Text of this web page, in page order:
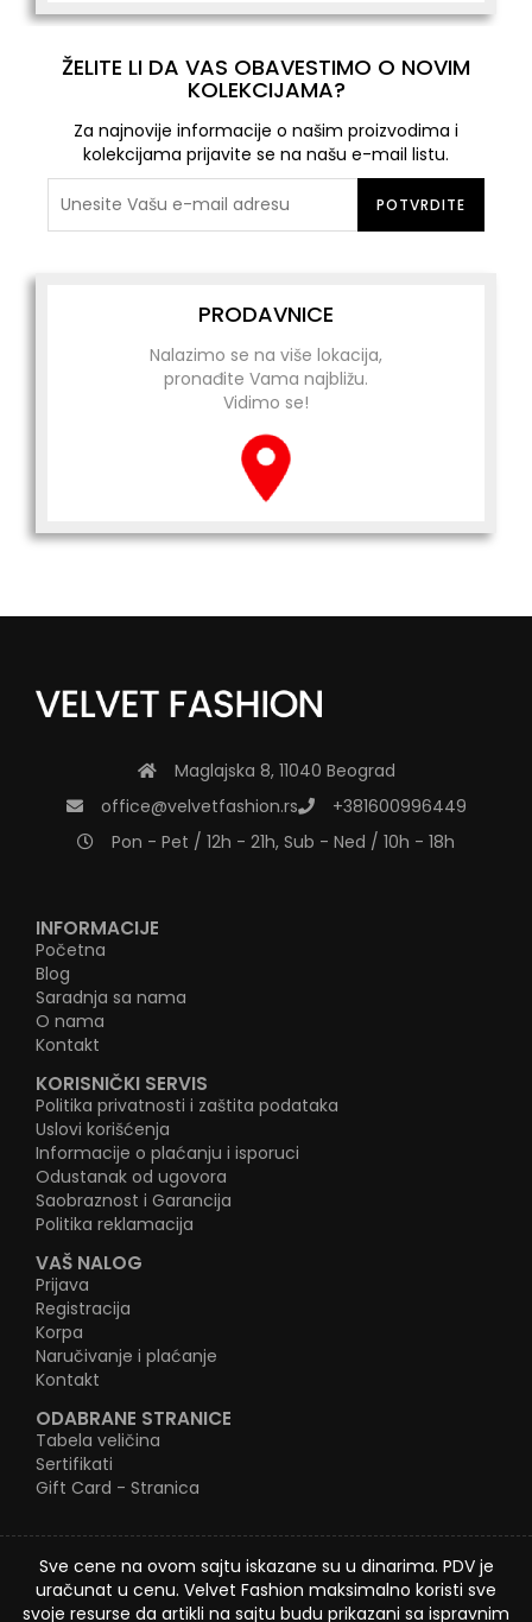
ŽELITE LI DA VAS OBAVESTIMO O NOVIM
KOLEKCIJAMA?
Za najnovije informacije o našim proizvodima i
kolekcijama prijavite se na našu e-mail listu.
POTVRDITE
PRODAVNICE
Nalazimo se na više lokacija,
pronađite Vama najbližu.
Vidimo se!
Maglajska 8, 11040 Beograd
office@velvetfashion.rs
+381600996449
Pon - Pet / 12h - 21h, Sub - Ned / 10h - 18h
INFORMACIJE
Početna
Blog
Saradnja sa nama
O nama
Kontakt
KORISNIČKI SERVIS
Politika privatnosti i zaštita podataka
Uslovi korišćenja
Informacije o plaćanju i isporuci
Odustanak od ugovora
Saobraznost i Garancija
Politika reklamacija
VAŠ NALOG
Prijava
Registracija
Korpa
Naručivanje i plaćanje
Kontakt
ODABRANE STRANICE
Tabela veličina
Sertifikati
Gift Card - Stranica
Sve cene na ovom sajtu iskazane su u dinarima. PDV je
uračunat u cenu. Velvet Fashion maksimalno koristi sve
svoje resurse da artikli na sajtu budu prikazani sa ispravnim